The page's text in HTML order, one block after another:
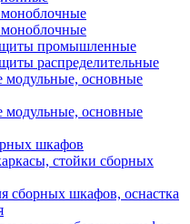
промышленные
распределительные
основные
основные
шкафов
стойки сборных
сборных шкафов, оснастка